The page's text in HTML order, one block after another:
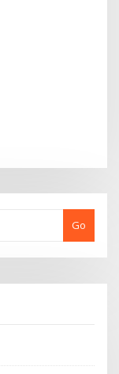
Go